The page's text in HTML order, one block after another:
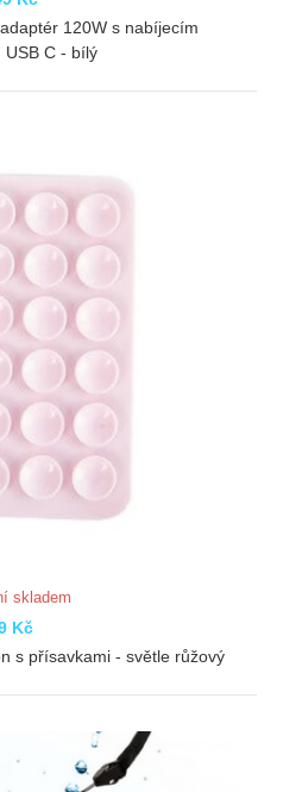
120W s nabíjecím
USB C - bílý
skladem
Kč
s přísavkami - světle růžový